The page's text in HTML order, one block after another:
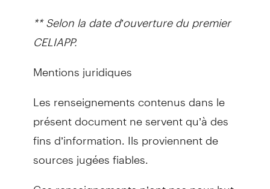
** Selon la date d’ouverture du premier
CELIAPP.
Mentions juridiques
Les renseignements contenus dans le
présent document ne servent qu’à des
fins d’information. Ils proviennent de
sources jugées fiables.